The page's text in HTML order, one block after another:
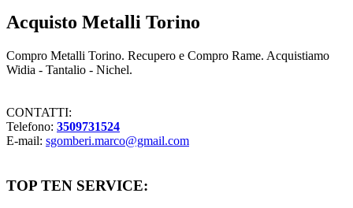
Acquisto Metalli Torino
Compro Metalli Torino. Recupero e Compro Rame. Acquistiamo
Widia - Tantalio - Nichel.
CONTATTI:
Telefono: 3509731524
E-mail: sgomberi.marco@gmail.com
TOP TEN SERVICE: